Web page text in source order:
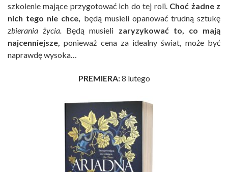
szkolenie mające przygotować ich do tej roli. Choć żadne z
nich tego nie chce,
będą musieli opanować trudną sztukę
zbierania życia.
Będą musieli zaryzykować to, co mają
najcenniejsze, ponieważ cena za idealny świat, może być
naprawdę wysoka…
PREMIERA:8 lutego